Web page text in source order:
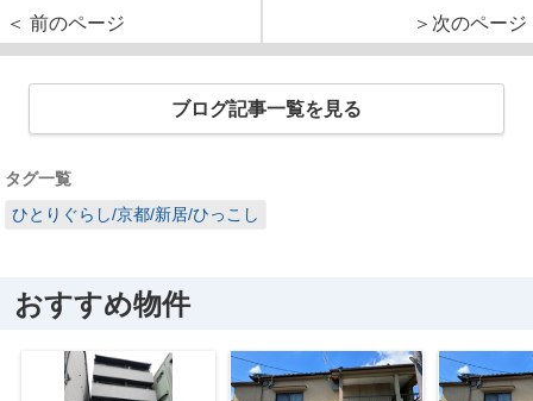
＜ 前のページ
＞次のページ
ブログ記事一覧を見る
タグ一覧
ひとりぐらし/京都/新居/ひっこし
おすすめ物件